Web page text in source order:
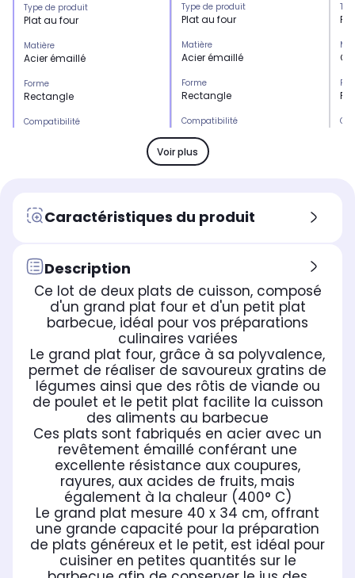
Type de produit
Plat au four
Matière
Acier émaillé
Forme
Rectangle
Compatibilité
Type de produit
Plat au four
Matière
Acier émaillé
Forme
Rectangle
Compatibilité
universel
Voir plus
Caractéristiques du produit
Description
Ce lot de deux plats de cuisson, composé
d'un grand plat four et d'un petit plat
barbecue, idéal pour vos préparations
culinaires variées
Le grand plat four, grâce à sa polyvalence,
permet de réaliser de savoureux gratins de
légumes ainsi que des rôtis de viande ou
de poulet et le petit plat facilite la cuisson
des aliments au barbecue
Ces plats sont fabriqués en acier avec un
revêtement émaillé conférant une
excellente résistance aux coupures,
rayures, aux acides de fruits, mais
également à la chaleur (400° C)
Le grand plat mesure 40 x 34 cm, offrant
une grande capacité pour la préparation
de plats généreux et le petit, est idéal pour
cuisiner en petites quantités sur le